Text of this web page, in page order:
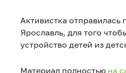
Активистка
Ярославль, для того
устройство детей из
Материал полностью на